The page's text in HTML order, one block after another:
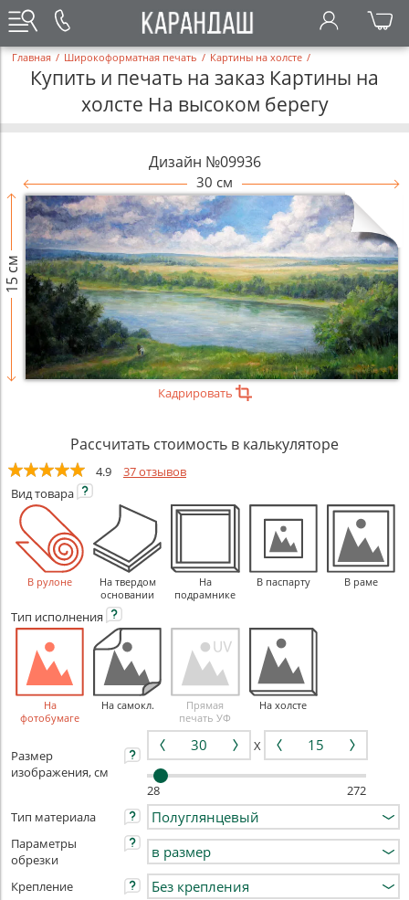
Главная / Широкоформатная печать / Картины на холсте /
Купить и печать на заказ Картины на
холсте На высоком берегу
Дизайн №09936
30 см
15 см
Кадрировать
Рассчитать стоимость в калькуляторе
4.9
37 отзывов
Видтовара
В рулоне
На твердом
основании
На
подрамнике
В паспарту В раме
Тип исполнения
На
фотобумаге
На самокл.
Прямая
печать УФ
На холсте
Размер
изображения, см
X
28
272
Тип материала
Параметры
обрезки
Крепление